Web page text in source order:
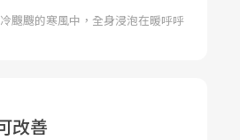
颼颼的寒風中，全身浸泡在暖呼呼
改善